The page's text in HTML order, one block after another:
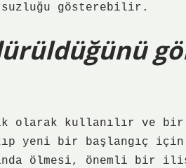
gösterebilir.
olarak kullanılır ve
yeni bir başlangıç ​​için
ölmesi, önemli bir